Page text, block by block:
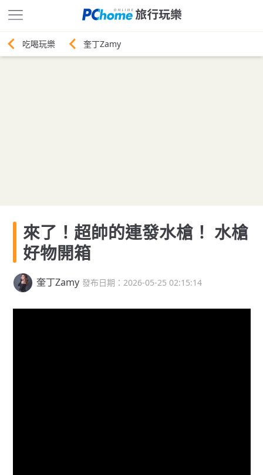
奎丁Zamy
來了！超帥的連發水槍！ 水槍
好物開箱
奎丁Zamy 發布日期：2026-05-25 02:15:14